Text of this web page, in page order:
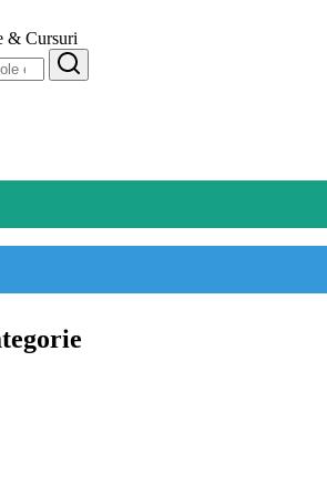
& Cursuri
Search